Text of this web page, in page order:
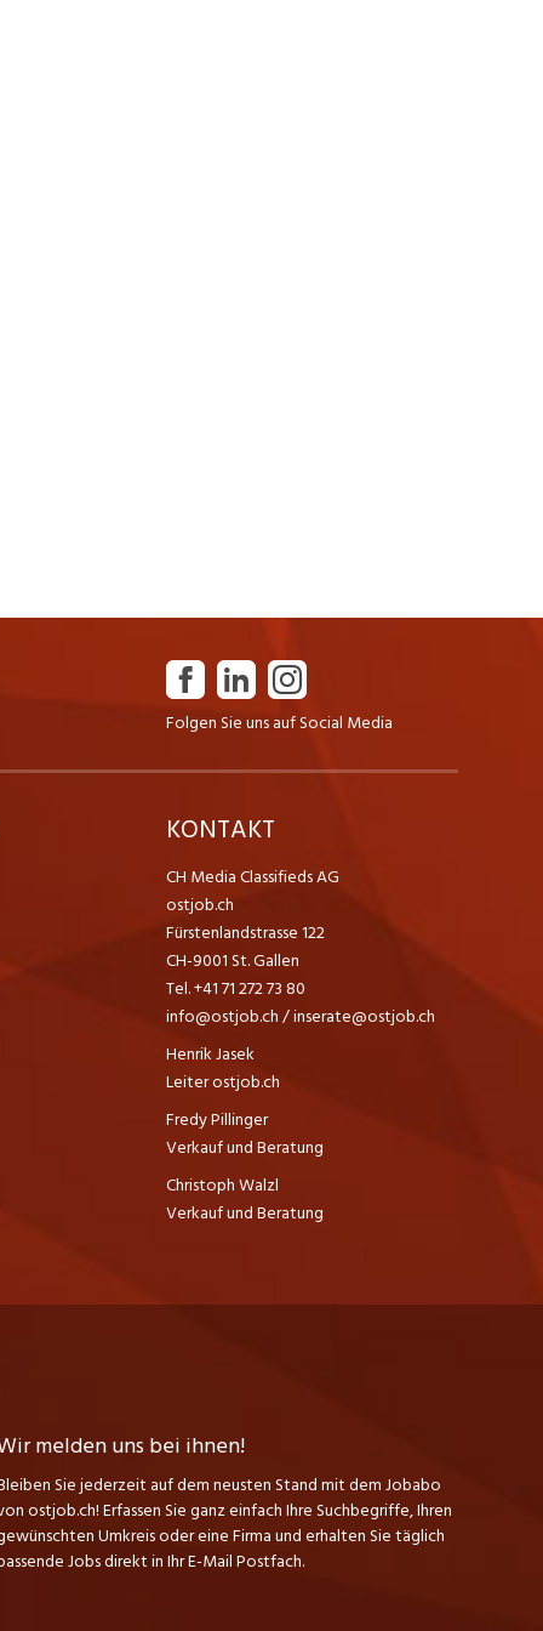
Folgen Sie uns auf Social Media
KONTAKT
CH Media Classifieds AG
ostjob.ch
Fürstenlandstrasse 122
CH-9001 St. Gallen
Tel. +41 71 272 73 80
info@ostjob.ch/inserate@ostjob.ch
Henrik Jasek
Leiter ostjob.ch
Fredy Pillinger
Verkauf und Beratung
Christoph Walzl
Verkauf und Beratung
melden uns bei ihnen!
Sie jederzeit auf dem neusten Stand mit dem Jobabo
ostjob.ch! Erfassen Sie ganz einfach Ihre Suchbegriffe, Ihren
Umkreis oder eine Firma und erhalten Sie täglich
Jobs direkt in Ihr E-Mail Postfach.